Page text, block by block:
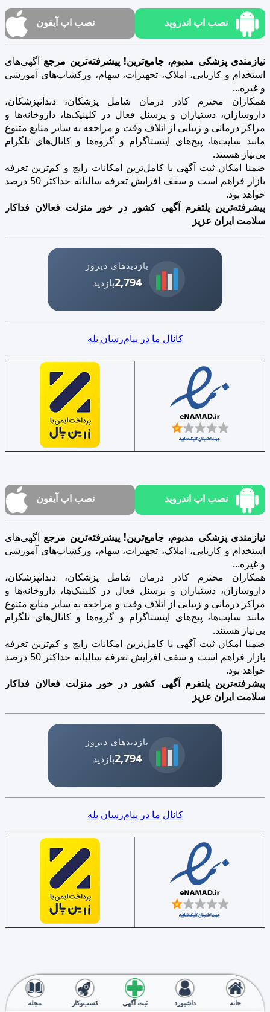
نصب اپ اندروید نصب اپ آیفون
نیازمندی پزشکی مدبوم، جامع‌ترین! پیشرفته‌ترین مرجع آگهی‌های
استخدام و کاریابی، املاک، تجهیزات، سهام، ورکشاپ‌های آموزشی
و غیره...
همکاران محترم کادر درمان شامل پزشکان، دندانپزشکان،
داروسازان، دستیاران و پرسنل فعال در کلینیک‌ها، داروخانه‌ها و
مراکز درمانی و زیبایی از اتلاف وقت و مراجعه به سایر منابع متنوع
مانند سایت‌ها، پیج‌های اینستاگرام و گروه‌ها و کانال‌های تلگرام
بی‌نیاز هستند.
ضمنا امکان ثبت آگهی با کامل‌ترین امکانات رایج و کم‌ترین تعرفه
بازار فراهم است و سقف افزایش تعرفه سالیانه حداکثر 50 درصد
خواهد بود.
پیشرفته‌ترین پلتفرم آگهی کشور در خور منزلت فعالان فداکار
سلامت ایران عزیز
بازدیدهای دیروز
2,794بازدید
کانال ما در پیام‌رسان بله
نصب اپ اندروید نصب اپ آیفون
نیازمندی پزشکی مدبوم، جامع‌ترین! پیشرفته‌ترین مرجع آگهی‌های
استخدام و کاریابی، املاک، تجهیزات، سهام، ورکشاپ‌های آموزشی
و غیره...
همکاران محترم کادر درمان شامل پزشکان، دندانپزشکان،
داروسازان، دستیاران و پرسنل فعال در کلینیک‌ها، داروخانه‌ها و
مراکز درمانی و زیبایی از اتلاف وقت و مراجعه به سایر منابع متنوع
مانند سایت‌ها، پیج‌های اینستاگرام و گروه‌ها و کانال‌های تلگرام
بی‌نیاز هستند.
ضمنا امکان ثبت آگهی با کامل‌ترین امکانات رایج و کم‌ترین تعرفه
بازار فراهم است و سقف افزایش تعرفه سالیانه حداکثر 50 درصد
خواهد بود.
پیشرفته‌ترین پلتفرم آگهی کشور در خور منزلت فعالان فداکار
سلامت ایران عزیز
بازدیدهای دیروز
2,794بازدید
کانال ما در پیام‌رسان بله
خانه داشبورد ثبت آگهی کسب‌وکار مجله